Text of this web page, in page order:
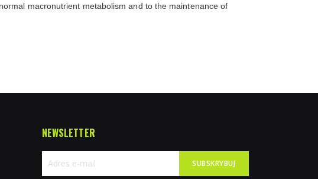
macronutrient metabolism and to the maintenance of
NEWSLETTER
SUBSKRYBUJ